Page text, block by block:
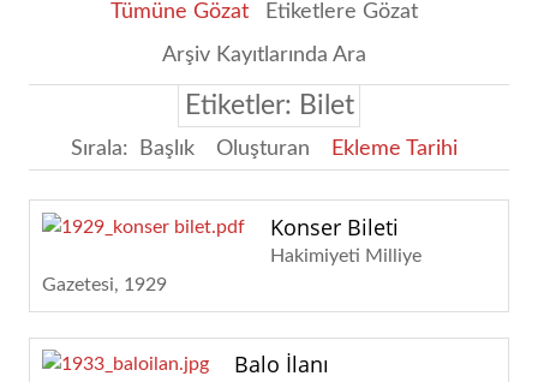
Tümüne Gözat
Etiketlere Gözat
Arşiv Kayıtlarında Ara
Etiketler: Bilet
Sırala: Başlık Oluşturan Ekleme Tarihi
Konser Bileti
Hakimiyeti Milliye
Gazetesi
1929
Balo İlanı